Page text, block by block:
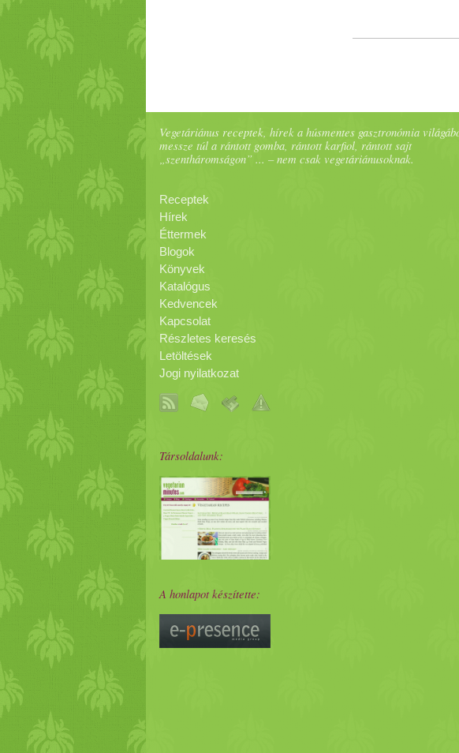
Vegetáriánus receptek, hírek a húsmentes gasztronómia
messze túl a rántott gomba, rántott karfiol, rántott sajt
„szentháromságon” ... – nem csak vegetáriánusoknak.
Receptek
Hírek
Éttermek
Blogok
Könyvek
Katalógus
Kedvencek
Kapcsolat
Részletes keresés
Letöltések
Jogi nyilatkozat
Társoldalunk:
A honlapot készítette: